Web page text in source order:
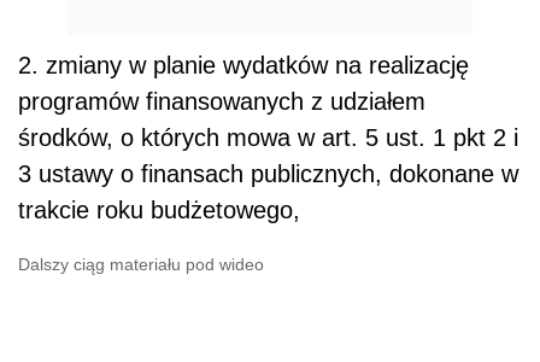
2. zmiany w planie wydatków na realizację
programów finansowanych z udziałem
środków, o których mowa w art. 5 ust. 1 pkt 2 i
3 ustawy o finansach publicznych, dokonane w
trakcie roku budżetowego,
Dalszy ciąg materiału pod wideo